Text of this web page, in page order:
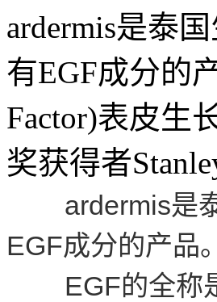
ardermis是泰
有EGF成分的
Factor)表皮生
奖获得者
ardermis是泰
EGF成分的产品。
EGF的全称是